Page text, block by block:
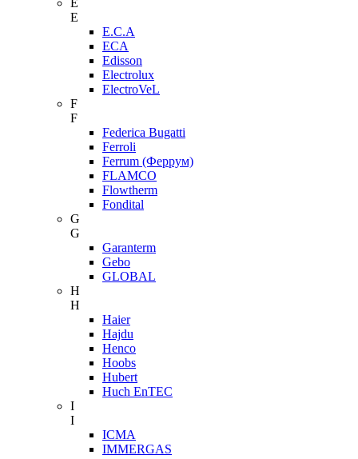
E
E
E.C.A
ECA
Edisson
Electrolux
ElectroVeL
F
F
Federica Bugatti
Ferroli
Ferrum (Феррум)
FLAMCO
Flowtherm
Fondital
G
G
Garanterm
Gebo
GLOBAL
H
H
Haier
Hajdu
Henco
Hoobs
Hubert
Huch EnTEC
I
I
ICMA
IMMERGAS